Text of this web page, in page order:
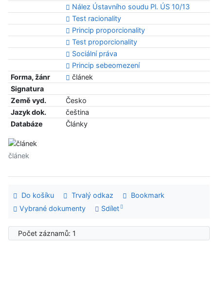
Nález Ústavního soudu Pl. ÚS 10/13
Test racionality
Princip proporcionality
Test proporcionality
Sociální práva
Princip sebeomezení
Forma, žánr
článek
Signatura
Země vyd.
Česko
Jazyk dok.
čeština
Databáze
Články
článek
Do košíku Trvalý odkaz
Bookmark
Vybrané dokumenty
Sdílet
Počet záznamů: 1